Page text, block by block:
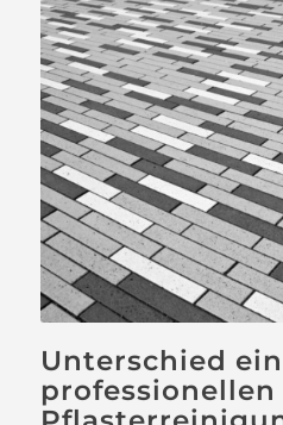
Unterschied
professionellen